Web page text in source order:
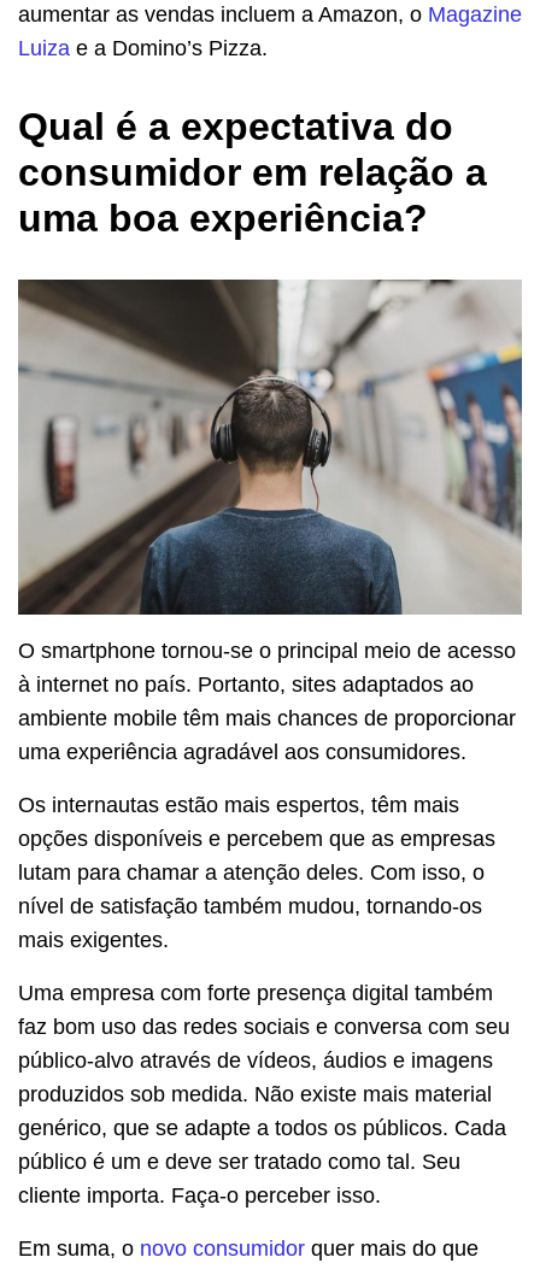
aumentar as vendas incluem a Amazon, o Magazine
Luiza e a Domino’s Pizza.
Qual é a expectativa do
consumidor em relação a
uma boa experiência?
O smartphone tornou-se o principal meio de acesso
à internet no país. Portanto, sites adaptados ao
ambiente mobile têm mais chances de proporcionar
uma experiência agradável aos consumidores.
Os internautas estão mais espertos, têm mais
opções disponíveis e percebem que as empresas
lutam para chamar a atenção deles. Com isso, o
nível de satisfação também mudou, tornando-os
mais exigentes.
Uma empresa com forte presença digital também
faz bom uso das redes sociais e conversa com seu
público-alvo através de vídeos, áudios e imagens
produzidos sob medida. Não existe mais material
genérico, que se adapte a todos os públicos. Cada
público é um e deve ser tratado como tal. Seu
cliente importa. Faça-o perceber isso.
Em suma, o novo consumidor quer mais do que